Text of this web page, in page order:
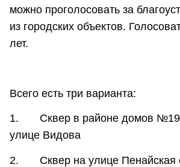
можно проголосовать за
из городских объектов.
лет.
Всего есть три варианта:
1. Сквер в районе домов
улице Видова
2. Сквер на улице Пенайская